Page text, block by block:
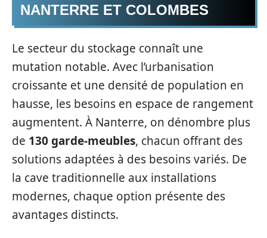
NANTERRE ET COLOMBES
Le secteur du stockage connaît une
mutation notable. Avec l’urbanisation
croissante et une densité de population en
hausse, les besoins en espace de rangement
augmentent. À Nanterre, on dénombre plus
de 130 garde-meubles, chacun offrant des
solutions adaptées à des besoins variés. De
la cave traditionnelle aux installations
modernes, chaque option présente des
avantages distincts.